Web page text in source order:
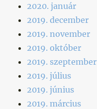
2020. január
2019. december
2019. november
2019. október
2019. szeptember
2019. július
2019. június
2019. március